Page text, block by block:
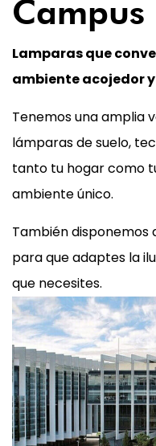
Campus
Lamparas que
ambiente acojedor
Tenemos una amplia
lámparas de suelo,
tanto tu hogar como
ambiente único.
También disponemos
para que adaptes la
que necesites.